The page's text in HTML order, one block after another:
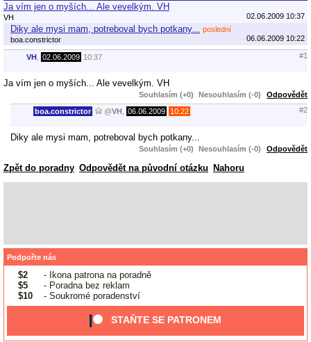
Ja vím jen o myších... Ale vevelkým. VH
VH 02.06.2009 10:37
Diky ale mysi mam, potreboval bych potkany...
poslední
boa.constrictor
06.06.2009 10:22
VH 02.06.2009 10:37 #1
Ja vím jen o myších... Ale vevelkým. VH
Souhlasím (+0) Nesouhlasím (-0) Odpovědět
boa.constrictor @VH 06.06.2009 10:22 #2
Diky ale mysi mam, potreboval bych potkany...
Souhlasím (+0) Nesouhlasím (-0) Odpovědět
Zpět do poradny Odpovědět na původní otázku Nahoru
Podpořte nás
$2
- Ikona patrona na poradně
$5
- Poradna bez reklam
$10
- Soukromé poradenství
STAŇTE SE PATRONEM